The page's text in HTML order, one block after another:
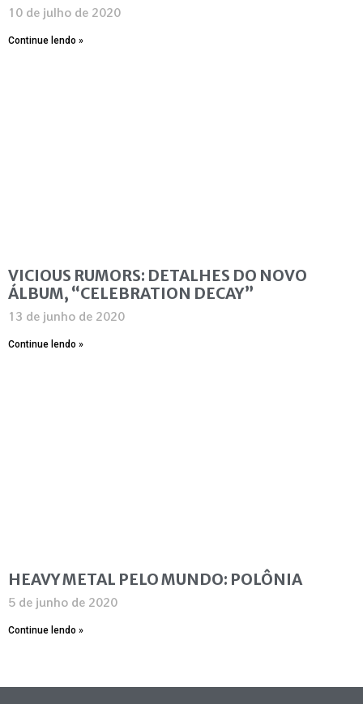
10 de julho de 2020
Continue lendo »
VICIOUS RUMORS: DETALHES DO NOVO
ÁLBUM, “CELEBRATION DECAY”
13 de junho de 2020
Continue lendo »
HEAVY METAL PELO MUNDO: POLÔNIA
5 de junho de 2020
Continue lendo »